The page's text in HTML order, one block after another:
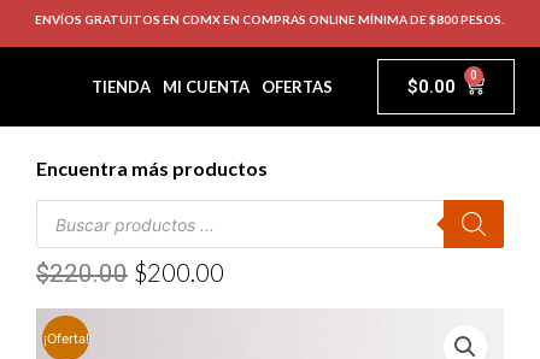
ENVÍOS GRATUITOS EN CDMX EN COMPRAS ONLINE MÍNIMA DE $800 PESOS.
TIENDA MI CUENTA OFERTAS $0.00 0
Encuentra más productos
$220.00 $200.00
¡Oferta!